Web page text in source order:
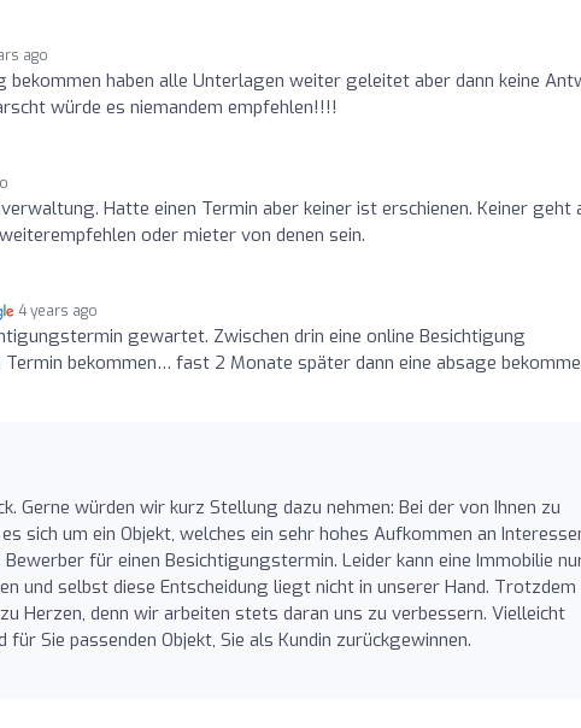
ago
bekommen haben alle Unterlagen weiter geleitet aber dann keine
würde es niemandem empfehlen!!!!
Hatte einen Termin aber keiner ist erschienen. Keiner geht
oder mieter von denen sein.
4 years ago
gewartet. Zwischen drin eine online Besichtigung
bekommen… fast 2 Monate später dann eine absage
Gerne würden wir kurz Stellung dazu nehmen: Bei der von Ihnen zu
sich um ein Objekt, welches ein sehr hohes Aufkommen an
für einen Besichtigungstermin. Leider kann eine Immobilie
und selbst diese Entscheidung liegt nicht in unserer Hand. Trotzdem
Herzen, denn wir arbeiten stets daran uns zu verbessern. Vielleicht
für Sie passenden Objekt, Sie als Kundin zurückgewinnen.